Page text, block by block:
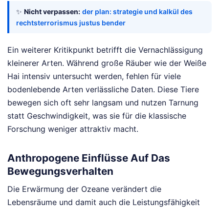
✨ Nicht verpassen: der plan: strategie und kalkül des
rechtsterrorismus justus bender
Ein weiterer Kritikpunkt betrifft die Vernachlässigung
kleinerer Arten. Während große Räuber wie der Weiße
Hai intensiv untersucht werden, fehlen für viele
bodenlebende Arten verlässliche Daten. Diese Tiere
bewegen sich oft sehr langsam und nutzen Tarnung
statt Geschwindigkeit, was sie für die klassische
Forschung weniger attraktiv macht.
Anthropogene Einflüsse Auf Das
Bewegungsverhalten
Die Erwärmung der Ozeane verändert die
Lebensräume und damit auch die Leistungsfähigkeit